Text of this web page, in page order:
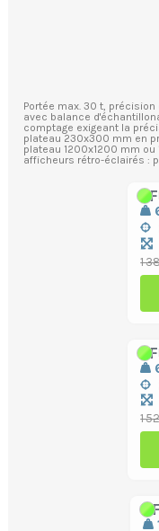
Portée max. 30 t,
avec balance
comptage exigeant la
plateau 230x300 mm en
plateau 1200x1200 mm
afficheurs rétro-éclairés :
1
1